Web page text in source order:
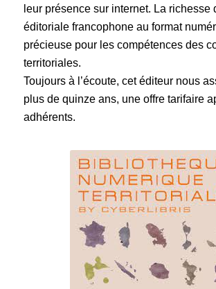
leur présence sur internet. La richesse
éditoriale francophone au format
précieuse pour les compétences des
territoriales.
Toujours à l’écoute, cet éditeur nous
plus de quinze ans, une offre tarifaire
adhérents.